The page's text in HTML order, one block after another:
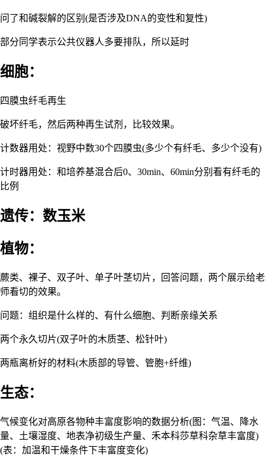
问了和碱裂解的区别(是否涉及DNA的变性和复性)
部分同学表示公共仪器人多要排队，所以延时
细胞：
四膜虫纤毛再生
破坏纤毛，然后两种再生试剂，比较效果。
计数器用处：视野中数30个四膜虫(多少个有纤毛、多少个没有)
计时器用处：和培养基混合后0、30min、60min分别看有纤毛的
比例
遗传：数玉米
植物：
蕨类、裸子、双子叶、单子叶茎切片，回答问题，两个展示给老
师看切的效果。
问题：组织是什么样的、有什么细胞、判断亲缘关系
两个永久切片(双子叶的木质茎、松针叶)
两瓶离析好的材料(木质部的导管、管胞+纤维)
生态：
气候变化对高原各物种丰富度影响的数据分析(图：气温、降水
量、土壤湿度、地表净初级生产量、禾本科莎草科杂草丰富度)
(表：加温和干燥条件下丰富度变化)